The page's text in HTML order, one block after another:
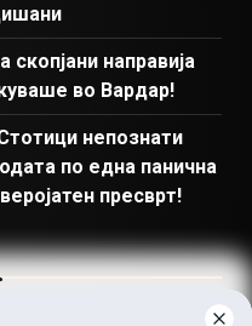
направија
во Вардар!
непознати
по една панична
пресврт!